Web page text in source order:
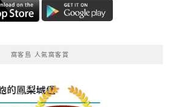
窩客島 人氣窩客賞